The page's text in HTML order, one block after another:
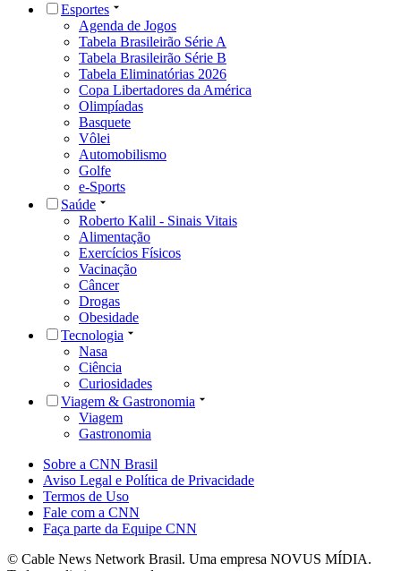
Esportes
Agenda de Jogos
Tabela Brasileirão Série A
Tabela Brasileirão Série B
Tabela Eliminatórias 2026
Copa Libertadores da América
Olimpíadas
Basquete
Vôlei
Automobilismo
Golfe
e-Sports
Saúde
Roberto Kalil - Sinais Vitais
Alimentação
Exercícios Físicos
Vacinação
Câncer
Drogas
Obesidade
Tecnologia
Nasa
Ciência
Curiosidades
Viagem & Gastronomia
Viagem
Gastronomia
Sobre a CNN Brasil
Aviso Legal e Política de Privacidade
Termos de Uso
Fale com a CNN
Faça parte da Equipe CNN
© Cable News Network Brasil. Uma empresa NOVUS MÍDIA.